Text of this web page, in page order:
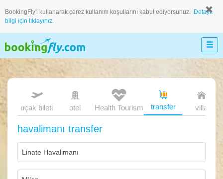
BookingFly'i kullanarak çerez kullanım koşullarını kabul ediyorsunuz. Detaylı
bilgi için tıklayınız.
uçak bileti otel transfer villa
Health Tourism
havalimanı transfer